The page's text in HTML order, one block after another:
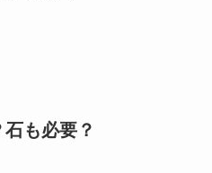
も必要？